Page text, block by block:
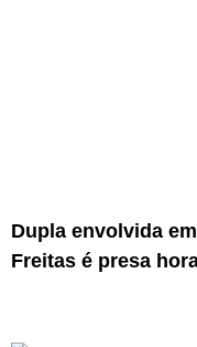
Dupla envolvida
Freitas é presa